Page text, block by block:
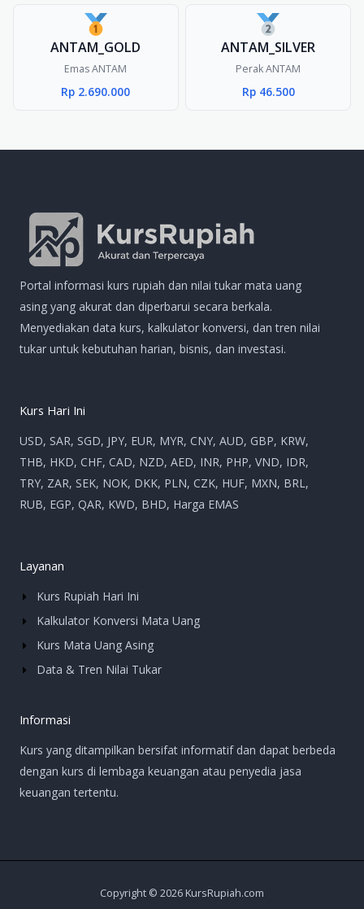
ANTAM_GOLD
Emas ANTAM
Rp 2.690.000
ANTAM_SILVER
Perak ANTAM
Rp 46.500
Portal informasi kurs rupiah dan nilai tukar mata uang
asing yang akurat dan diperbarui secara berkala.
Menyediakan data kurs, kalkulator konversi, dan tren nilai
tukar untuk kebutuhan harian, bisnis, dan investasi.
Kurs Hari Ini
USD, SAR, SGD, JPY, EUR, MYR, CNY, AUD, GBP, KRW,
THB, HKD, CHF, CAD, NZD, AED, INR, PHP, VND, IDR,
TRY, ZAR, SEK, NOK, DKK, PLN, CZK, HUF, MXN, BRL,
RUB, EGP, QAR, KWD, BHD, Harga EMAS
Layanan
Kurs Rupiah Hari Ini
Kalkulator Konversi Mata Uang
Kurs Mata Uang Asing
Data & Tren Nilai Tukar
Informasi
Kurs yang ditampilkan bersifat informatif dan dapat berbeda
dengan kurs di lembaga keuangan atau penyedia jasa
keuangan tertentu.
Copyright © 2026 KursRupiah.com